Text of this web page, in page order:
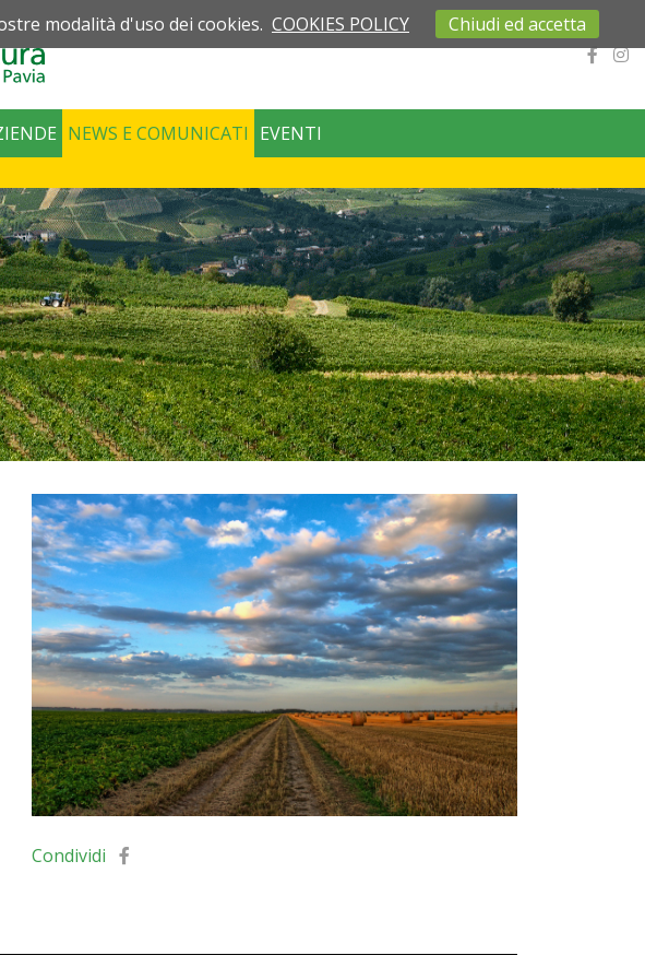
NEWS E COMUNICATI EVENTI
Condividi
modalità d'uso dei cookies. COOKIES POLICY Chiudi ed accetta